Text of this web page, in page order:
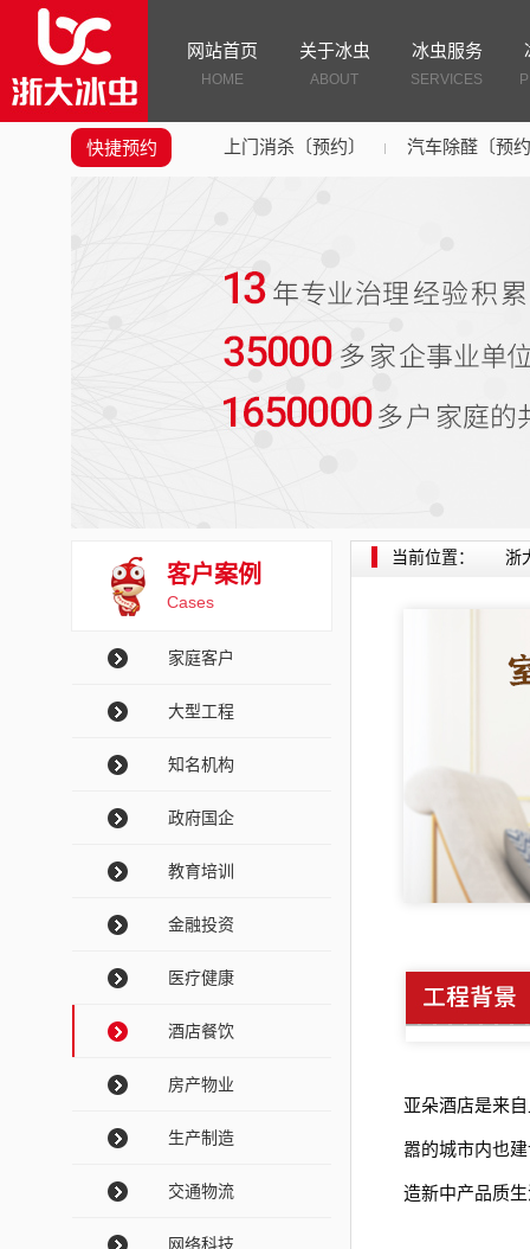
网站首页
HOME
关于冰虫
ABOUT
冰虫服务
SERVICES
快捷预约 上门消杀〔预约〕 汽车除醛〔预
客户案例
Cases
家庭客户
大型工程
知名机构
政府国企
教育培训
金融投资
医疗健康
酒店餐饮
房产物业
生产制造
交通物流
网络科技
当前位置： 浙
亚朵酒店是来
嚣的城市内也
造新中产品质